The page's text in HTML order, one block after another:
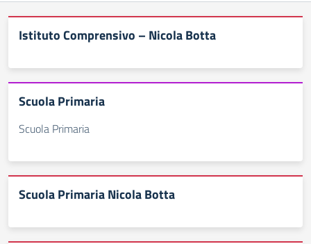
Istituto Comprensivo – Nicola Botta
Scuola Primaria
Scuola Primaria
Scuola Primaria Nicola Botta